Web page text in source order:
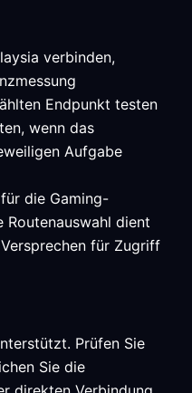
verbinden,
Endpunkt testen
wenn das
Aufgabe
die Gaming-
Routenauswahl dient
für Zugriff
Prüfen Sie
Sie die